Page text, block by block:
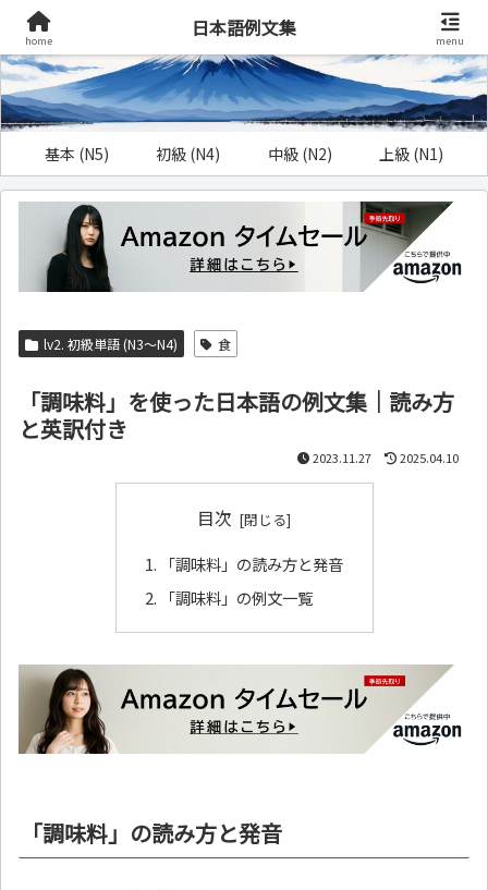
基本 (N5) 初級 (N4) 中級 (N2) 上級 (N1)
lv2. 初級単語 (N3～N4) 食
「調味料」を使った日本語の例文集｜読み方
と英訳付き
2023.11.27 2025.04.10
目次
「調味料」の読み方と発音
「調味料」の例文一覧
「調味料」の読み方と発音
home
日本語例文集
menu